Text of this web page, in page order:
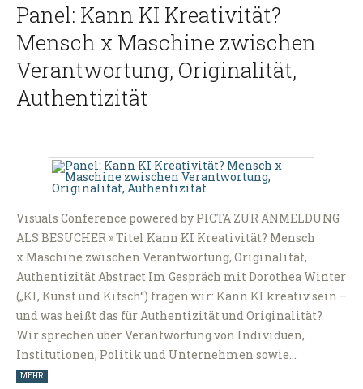
Panel: Kann KI Kreativität?
Mensch x Maschine zwischen
Verantwortung, Originalität,
Authentizität
Visuals Conference powered by PICTA ZUR ANMELDUNG
ALS BESUCHER » Titel Kann KI Kreativität? Mensch
x Maschine zwischen Verantwortung, Originalität,
Authentizität Abstract Im Gespräch mit Dorothea Winter
(„KI, Kunst und Kitsch“) fragen wir: Kann KI kreativ sein –
und was heißt das für Authentizität und Originalität?
Wir sprechen über Verantwortung von Individuen,
Institutionen, Politik und Unternehmen sowie…
MEHR